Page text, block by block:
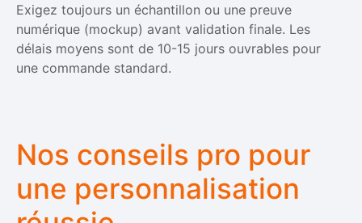
Exigez toujours un échantillon ou une preuve
numérique (mockup) avant validation finale. Les
délais moyens sont de 10-15 jours ouvrables pour
une commande standard.
Nos conseils pro pour
une personnalisation